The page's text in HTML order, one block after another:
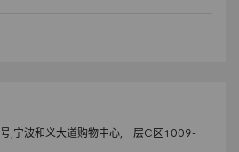
,宁波和义大道购物中心,一层C区1009-